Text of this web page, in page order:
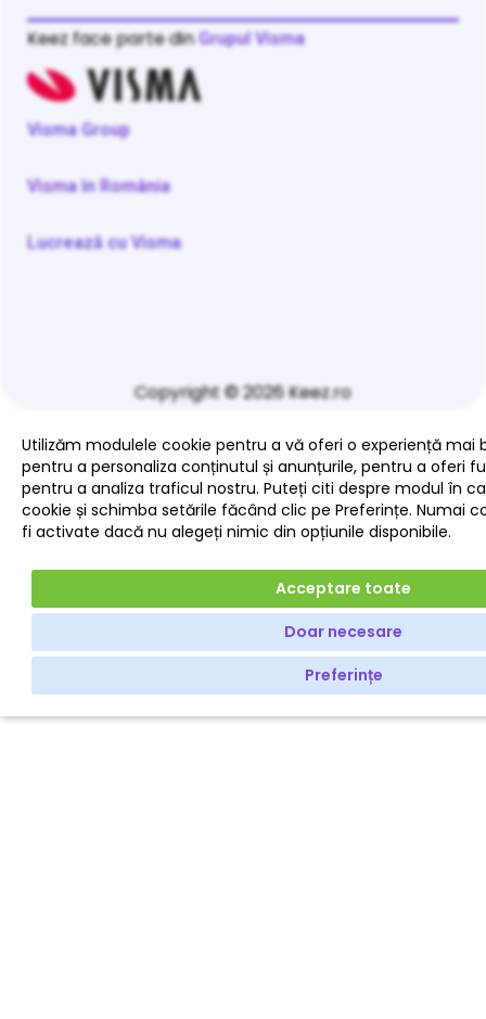
Keez face parte dinGrupul Visma
Visma Group
Visma în România
Lucrează cu Visma
Copyright © 2026 Keez.ro